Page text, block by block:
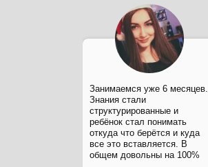
Занимаемся уже 6 месяцев.
Знания стали
структурированные и
ребёнок стал понимать
откуда что берётся и куда
все это вставляется. В
общем довольны на 100%